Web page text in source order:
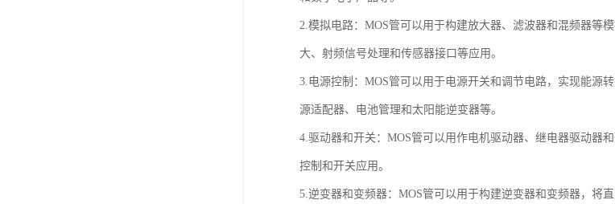
2.模拟电路：MOS管可以用于构建放大器、滤波器和混频器等
大、射频信号处理和传感器接口等应用。
3.电源控制：MOS管可以用于电源开关和调节电路，实现能源
源适配器、电池管理和太阳能逆变器等。
4.驱动器和开关：MOS管可以用作电机驱动器、继电器驱动器
控制和开关应用。
5.逆变器和变频器：MOS管可以用于构建逆变器和变频器，将